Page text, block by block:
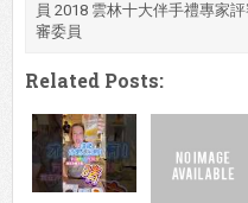
員 2018 雲林十大伴手禮專家
審委員
Related Posts: